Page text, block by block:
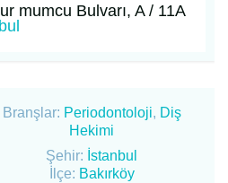
mumcu Bulvarı, A / 11A
Branşlar: Periodontoloji, Diş
Hekimi
Şehir: İstanbul
İlçe: Bakırköy